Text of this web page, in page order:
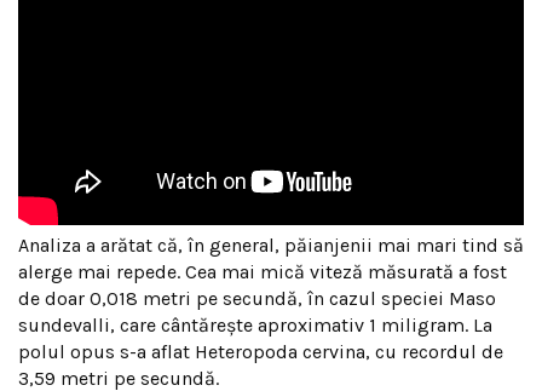
Analiza a arătat că, în general, păianjenii mai mari tind să
alerge mai repede. Cea mai mică viteză măsurată a fost
de doar 0,018 metri pe secundă, în cazul speciei Maso
sundevalli, care cântărește aproximativ 1 miligram. La
polul opus s-a aflat Heteropoda cervina, cu recordul de
3,59 metri pe secundă.